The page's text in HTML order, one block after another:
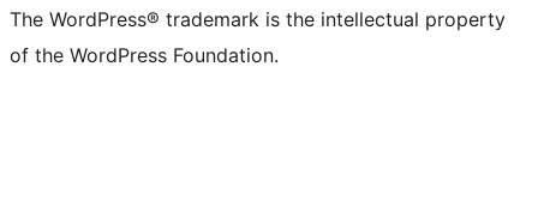
The WordPress® trademark is the intellectual property
of the WordPress Foundation.